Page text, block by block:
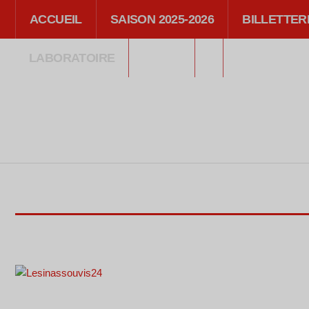
ACCUEIL SAISON 2025-2026
LABORATOIRE